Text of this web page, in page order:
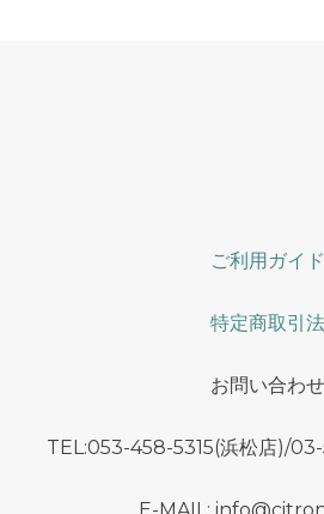
ご利用ガイド
特定商取引法
お問い合わせ
TEL:053-458-5315(浜松店)/